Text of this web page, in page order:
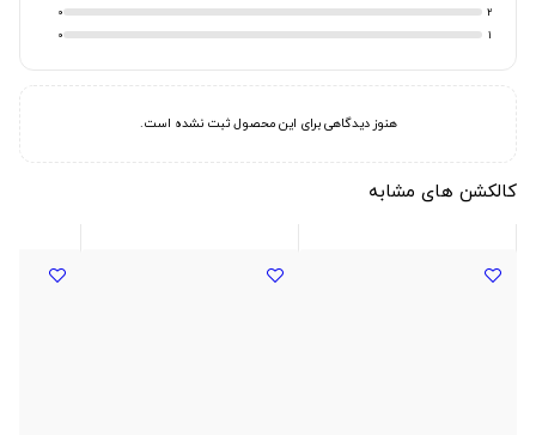
2
0
1
0
هنوز دیدگاهی برای این محصول ثبت نشده است.
کالکشن های مشابه